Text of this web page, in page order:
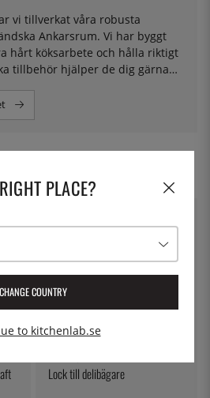
vi tillverkat våra robusta
Ankarsrum. Vi har byggt
hårt köksarbete och hålla riktigt
tillbehör hjälper de dig gärna
Lock till delibägare
PLACE?
CHANGE COUNTRY
to kitchenlab.se